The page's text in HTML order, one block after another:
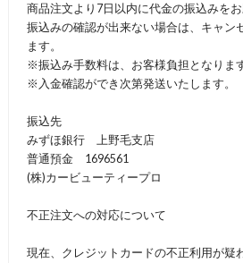
商品注文より7日以内に代金の振込みをお
振込みの確認が出来ない場合は、キャン
ます。
※振込み手数料は、お客様負担となります
※入金確認ができ次第発送いたします。
振込先
みずほ銀行 上野毛支店
普通預金 1696561
(株)カービューティープロ
不正注文への対応について
現在、クレジットカードの不正利用が疑